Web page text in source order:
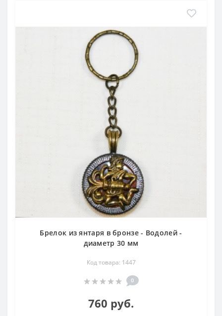
Брелок из янтаря в бронзе - Водолей -
диаметр 30 мм
Код товара: 1447
0
760 руб.